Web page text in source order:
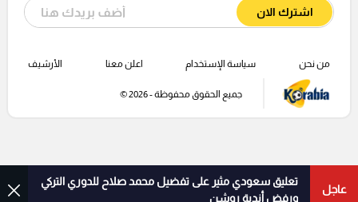
عاجل
تعليق سعودي مثير على تفضيل محمد صلاح للدوري التركي
ورفض أندية روشن
اشترك الان
من نحن سياسة الإستخدام اعلن معنا الأرشيف
جميع الحقوق محفوظة - 2026 ©